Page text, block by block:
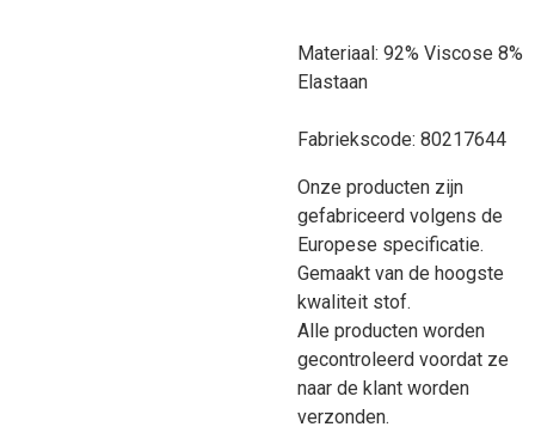
Materiaal: 92% Viscose 8%
Elastaan
Fabriekscode: 80217644
Onze producten zijn
gefabriceerd volgens de
Europese specificatie.
Gemaakt van de hoogste
kwaliteit stof.
Alle producten worden
gecontroleerd voordat ze
naar de klant worden
verzonden.